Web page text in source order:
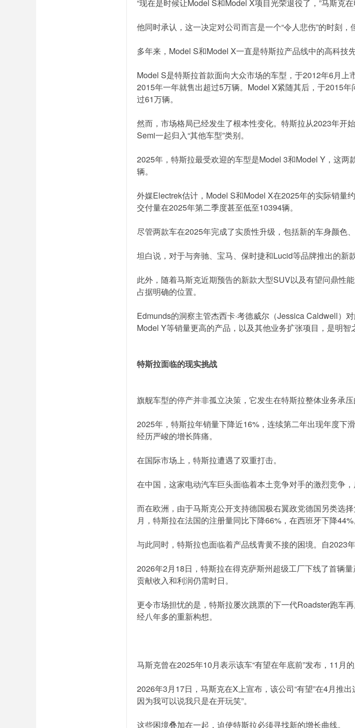
“现在是时候让Model S和Model X项目光荣退役了，”马斯克
他同时承认，这一决定对公司而言是一个“令人悲伤”的时刻
多年来，Model S和Model X一直是特斯拉产品线中的高科技
Model S是特斯拉首款面向大众市场的车型，于2012年6月
2015年一年就售出超过5万辆。Model X紧随其后，于2015
过61万辆。
然而，市场格局已经发生了根本性变化。特斯拉从2023年开
Semi一起归入“其他车型”类别。
2025年，特斯拉最受欢迎的车型是Model 3和Model Y，这两
辆。
外媒Electrek估计，Model S和Model X在2025年的实际销量
交付量在2025年第二季度甚至低至10394辆。
尽管两款车在2025年完成了实质性升级，包括新的车身颜色
坦白说，对于与奔驰、宝马、保时捷和Lucid等品牌推出的新
此外，随着马斯克近期预告的新款大型SUV以及有望问鼎性
占据明确的位置。
Edmunds的洞察主管杰西卡·考德威尔（Jessica Caldwell）
Model Y等销量更高的产品，以及其他业务扩张项目，是明智
特斯拉面临的现实挑战
旗舰车型的停产并非孤立决策，它发生在特斯拉整体业务承压
2025年，特斯拉年销量下降近16%，连续第二年出现年度下
经历严峻的增长阵痛。
在国际市场上，特斯拉遭遇了双重打击。
在中国，这家电动汽车巨头面临着本土竞争对手的激烈竞争
而在欧洲，由于马斯克公开支持德国极右翼政党德国另类选
月，特斯拉在法国的注册量同比下降66%，在西班牙下降44%
与此同时，特斯拉也面临着产品线青黄不接的困境。自2023
2026年2月18日，特斯拉在得克萨斯州超级工厂下线了首辆
贡献收入和利润仍需时日。
更令市场担忧的是，特斯拉屡次跳票的下一代Roadster跑车
经八年多的重新构想。
马斯克曾在2025年10月表示该车“有望在年底前”发布，11月
2026年3月17日，马斯克在X上宣布，该公司“有望”在4月推
因为我可以说我只是在开玩笑”。
这些困境叠加在一起，迫使特斯拉必须寻找新的增长曲线。